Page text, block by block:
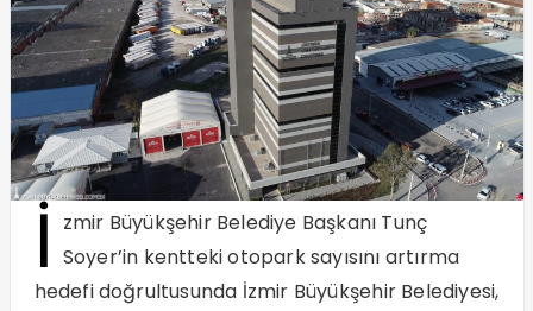
İ zmir Büyükşehir Belediye Başkanı Tunç
Soyer’in kentteki otopark sayısını artırma
hedefi doğrultusunda İzmir Büyükşehir Belediyesi,